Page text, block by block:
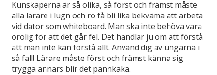
Kunskaperna är så olika, så först och främst måste
alla lärare i lugn och ro få bli lika bekväma att arbeta
vid dator som whiteboard. Man ska inte behöva vara
orolig för att det går fel. Det handlar ju om att förstå
att man inte kan förstå allt. Använd dig av ungarna i
så fall! Lärare måste först och främst känna sig
trygga annars blir det pannkaka.